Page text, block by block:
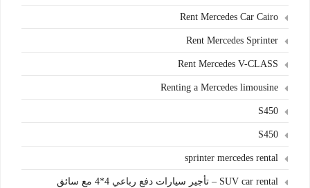
Rent Mercedes Car Cairo
Rent Mercedes Sprinter
Rent Mercedes V-CLASS
Renting a Mercedes limousine
S450
S450
sprinter mercedes rental
SUV car rental – تأجير سيارات دفع رباعي 4*4 مع سائق